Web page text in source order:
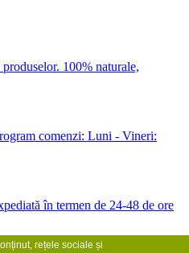
100% naturale,
comenzi: Luni - Vineri:
în termen de 24-48 de ore
rețele sociale și